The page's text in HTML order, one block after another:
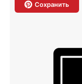
Сохранить